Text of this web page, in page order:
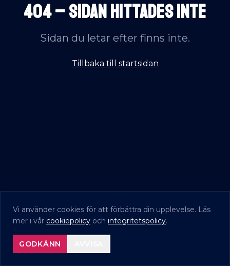
Vi använder cookies för att förbättra din upplevelse. Läs
mer i vår cookiepolicy och integritetspolicy.
GODKÄNN
404 – SIDAN HITTADES INTE
Sidan du letar efter finns inte.
Tillbaka till startsidan